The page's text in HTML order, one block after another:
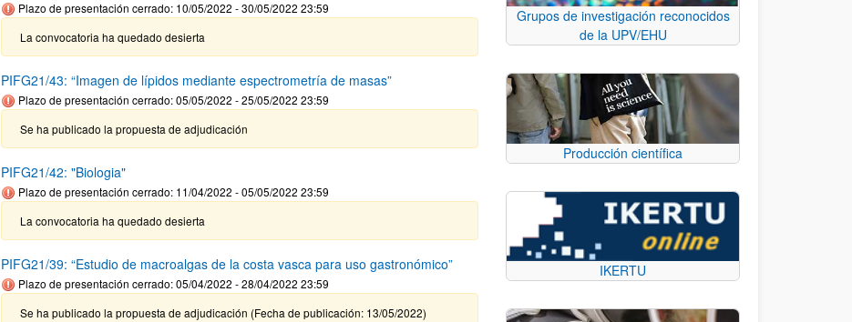
Plazo de presentación cerrado: 10/05/2022 - 30/05/2022 23:59
La convocatoria ha quedado desierta
PIFG21/43: “Imagen de lípidos mediante espectrometría de masas”
Plazo de presentación cerrado: 05/05/2022 - 25/05/2022 23:59
Se ha publicado la propuesta de adjudicación
PIFG21/42: "Biologia"
Plazo de presentación cerrado: 11/04/2022 - 05/05/2022 23:59
La convocatoria ha quedado desierta
PIFG21/39: “Estudio de macroalgas de la costa vasca para uso gastronómico”
Plazo de presentación cerrado: 05/04/2022 - 28/04/2022 23:59
Se ha publicado la propuesta de adjudicación (Fecha de publicación: 13/05/2022)
Grupos de investigación reconocidos
de la UPV/EHU
Producción científica
IKERTU